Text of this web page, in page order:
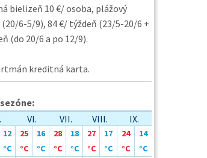
bielizeň 10 €/ osoba, plážový
6-5/9), 84 €/ týždeň (23/5-20/6 +
(do 20/6 a po 12/9).
kreditná karta.
VI. VII. VIII. IX.
12
°C
25
°C
16
°C
28
°C
18
°C
27
°C
17
°C
24
°C
14
°C